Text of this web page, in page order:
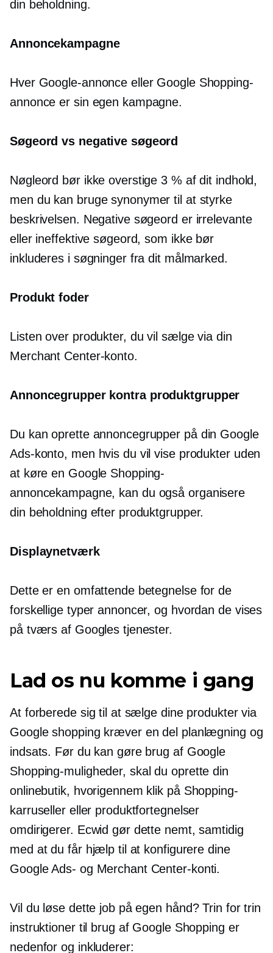
din beholdning.
Annoncekampagne
Hver Google-annonce eller Google Shopping-
annonce er sin egen kampagne.
Søgeord vs negative søgeord
Nøgleord bør ikke overstige 3 % af dit indhold,
men du kan bruge synonymer til at styrke
beskrivelsen. Negative søgeord er irrelevante
eller ineffektive søgeord, som ikke bør
inkluderes i søgninger fra dit målmarked.
Produkt foder
Listen over produkter, du vil sælge via din
Merchant Center-konto.
Annoncegrupper kontra produktgrupper
Du kan oprette annoncegrupper på din Google
Ads-konto, men hvis du vil vise produkter uden
at køre en Google Shopping-
annoncekampagne, kan du også organisere
din beholdning efter produktgrupper.
Displaynetværk
Dette er en omfattende betegnelse for de
forskellige typer annoncer, og hvordan de vises
på tværs af Googles tjenester.
Lad os nu komme i gang
At forberede sig til at sælge dine produkter via
Google shopping kræver en del planlægning og
indsats. Før du kan gøre brug af Google
Shopping-muligheder, skal du oprette din
onlinebutik, hvorigennem klik på Shopping-
karruseller eller produktfortegnelser
omdirigerer. Ecwid gør dette nemt, samtidig
med at du får hjælp til at konfigurere dine
Google Ads- og Merchant Center-konti.
Vil du løse dette job på egen hånd? Trin for trin
instruktioner til brug af Google Shopping er
nedenfor og inkluderer: